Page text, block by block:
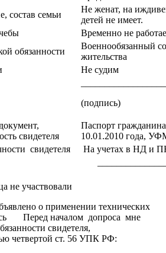
состав семьи
Не женат, на
детей не имеет.
Временно не
обязанности
Военнообязанный
жительства
Не судим
(подпись)
свидетеля
Паспорт
10.01.2010 года,
свидетеля
На учетах в НД и
не участвовали
о применении технических
Перед началом допроса мне
свидетеля,
четвертой ст. 56 УПК РФ: